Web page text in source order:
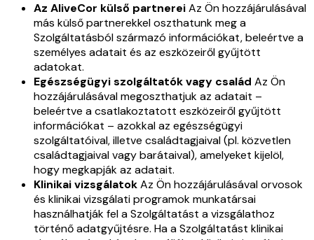
Az AliveCor külső partnereiAz Ön hozzájárulásával
más külső partnerekkel oszthatunk meg a
Szolgáltatásból származó információkat, beleértve a
személyes adatait és az eszközeiről gyűjtött
adatokat.
Egészségügyi szolgáltatók vagy család Az Ön
hozzájárulásával megoszthatjuk az adatait –
beleértve a csatlakoztatott eszközeiről gyűjtött
információkat – azokkal az egészségügyi
szolgáltatóival, illetve családtagjaival (pl. közvetlen
családtagjaival vagy barátaival), amelyeket kijelöl,
hogy megkapják az adatait.
Klinikai vizsgálatokAz Ön hozzájárulásával orvosok
és klinikai vizsgálati programok munkatársai
használhatják fel a Szolgáltatást a vizsgálathoz
történő adatgyűjtésre. Ha a Szolgáltatást klinikai